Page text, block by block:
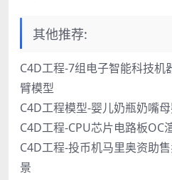
其他推荐:
C4D工程-7组电子智能科技机
臂模型
C4D工程模型-婴儿奶瓶奶嘴
C4D工程-CPU芯片电路板OC
C4D工程-投币机马里奥资助
景